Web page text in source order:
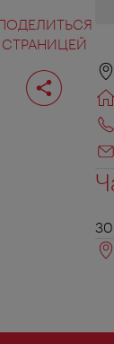
СТРАНИЦЕЙ
Поделиться
страницей